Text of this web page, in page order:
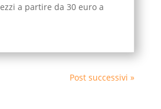
a partire da 30 euro a
Post successivi »